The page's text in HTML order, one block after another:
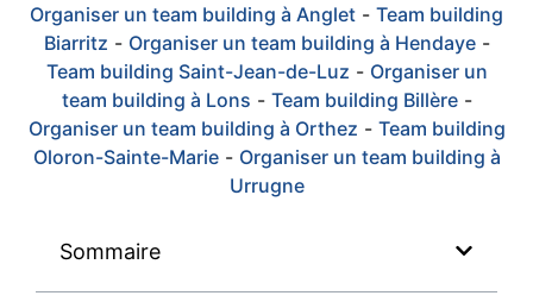
Organiser un team building à Anglet - Team building
Biarritz - Organiser un team building à Hendaye-
Team building Saint-Jean-de-Luz - Organiser un
team building à Lons - Team building Billère-
Organiser un team building à Orthez - Team building
Oloron-Sainte-Marie- Organiser un team building à
Urrugne
Sommaire